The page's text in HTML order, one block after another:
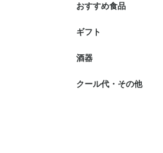
おすすめ食品
ギフト
酒器
クール代・その他